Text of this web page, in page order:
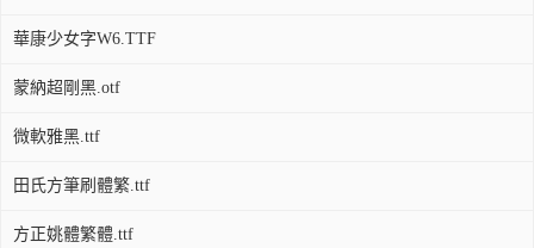
華康少女字W6.TTF
蒙納超剛黑.otf
微軟雅黑.ttf
田氏方筆刷體繁.ttf
方正姚體繁體.ttf